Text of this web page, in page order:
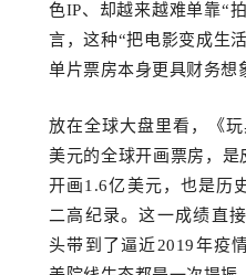
色IP、却越来越难单靠“
言，这种“把电影变成生
单片票房本身更具财务想
放在全球大盘里看，《
美元的全球开画票房，
开画1.6亿美元，也是历
二高纪录。这一成绩直
头带到了逼近2019年疫